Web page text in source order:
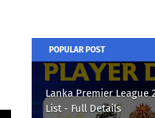
POPULAR POST
Lanka Premier League
List - Full Details